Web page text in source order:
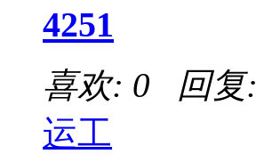
4251
喜欢: 0 回复:
运工